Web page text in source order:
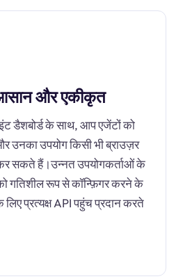
और एकीकृत
डैशबोर्ड के साथ, आप एजेंटों को
उनका उपयोग किसी भी ब्राउज़र
सकते हैं।उन्नत उपयोगकर्ताओं के
गतिशील रूप से कॉन्फ़िगर करने के
लिए प्रत्यक्ष API पहुंच प्रदान करते